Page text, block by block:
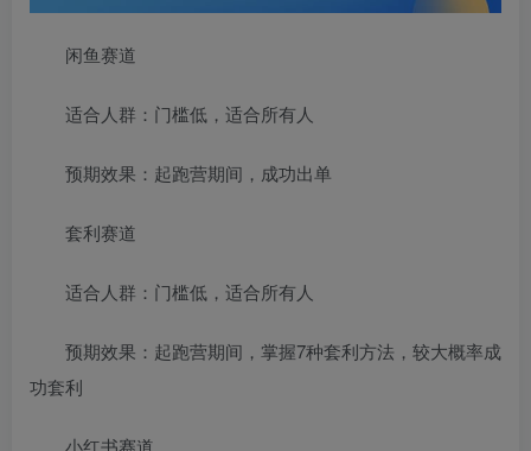
闲鱼赛道
适合人群：门槛低，适合所有人
预期效果：起跑营期间，成功出单
套利赛道
适合人群：门槛低，适合所有人
预期效果：起跑营期间，掌握7种套利方法，较大概率成
功套利
小红书赛道